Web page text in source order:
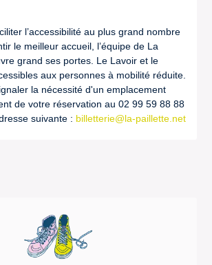
l’accessibilité au plus grand nombre
le meilleur accueil, l’équipe de La
grand ses portes. Le Lavoir et le
aux personnes à mobilité réduite.
la nécessité d'un emplacement
de votre réservation au 02 99 59 88 88
suivante : billetterie@la-paillette.net